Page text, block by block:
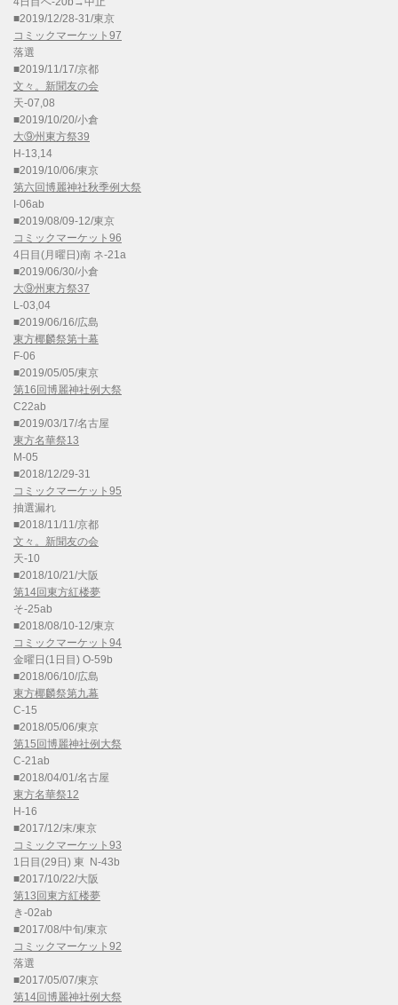
■2019/12/28-31/東京
コミックマーケット97
落選
■2019/11/17/京都
文々。新聞友の会
天-07,08
■2019/10/20/小倉
大⑨州東方祭39
H-13,14
■2019/10/06/東京
第六回博麗神社秋季例大祭
I-06ab
■2019/08/09-12/東京
コミックマーケット96
4日目(月曜日)南 ネ-21a
■2019/06/30/小倉
大⑨州東方祭37
L-03,04
■2019/06/16/広島
東方椰麟祭第十幕
F-06
■2019/05/05/東京
第16回博麗神社例大祭
C22ab
■2019/03/17/名古屋
東方名華祭13
M-05
■2018/12/29-31
コミックマーケット95
抽選漏れ
■2018/11/11/京都
文々。新聞友の会
天-10
■2018/10/21/大阪
第14回東方紅楼夢
そ-25ab
■2018/08/10-12/東京
コミックマーケット94
金曜日(1日目) O-59b
■2018/06/10/広島
東方椰麟祭第九幕
C-15
■2018/05/06/東京
第15回博麗神社例大祭
C-21ab
■2018/04/01/名古屋
東方名華祭12
H-16
■2017/12/末/東京
コミックマーケット93
1日目(29日) 東 N-43b
■2017/10/22/大阪
第13回東方紅楼夢
き-02ab
■2017/08/中旬/東京
コミックマーケット92
落選
■2017/05/07/東京
第14回博麗神社例大祭